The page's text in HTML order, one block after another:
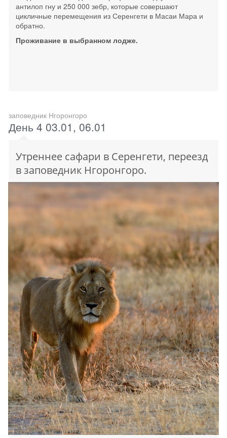
антилоп гну и 250 000 зебр, которые совершают
цикличные перемещения из Серенгети в Масаи Мара и
обратно.
Проживание в выбранном лодже.
заповедник Нгоронгоро
День 4 03.01, 06.01
Утреннее сафари в Серенгети, переезд
в заповедник Нгоронгоро.